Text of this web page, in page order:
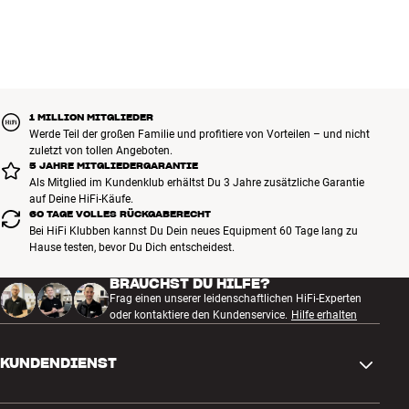
1 MILLION MITGLIEDER
Werde Teil der großen Familie und profitiere von Vorteilen – und nicht
zuletzt von tollen Angeboten.
5 JAHRE MITGLIEDERGARANTIE
Als Mitglied im Kundenklub erhältst Du 3 Jahre zusätzliche Garantie
auf Deine HiFi-Käufe.
60 TAGE VOLLES RÜCKGABERECHT
Bei HiFi Klubben kannst Du Dein neues Equipment 60 Tage lang zu
Hause testen, bevor Du Dich entscheidest.
BRAUCHST DU HILFE?
Frag einen unserer leidenschaftlichen HiFi-Experten
oder kontaktiere den Kundenservice. Hilfe erhalten
KUNDENDIENST